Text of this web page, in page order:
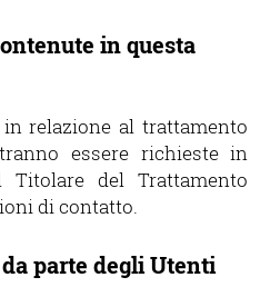
in questa
relazione al trattamento
essere richieste in
Titolare del Trattamento
di contatto.
parte degli Utenti